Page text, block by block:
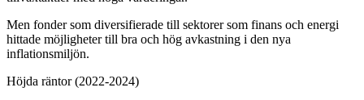
Men fonder som diversifierade till sektorer som finans och energi
hittade möjligheter till bra och hög avkastning i den nya
inflationsmiljön.
Höjda räntor (2022-2024)